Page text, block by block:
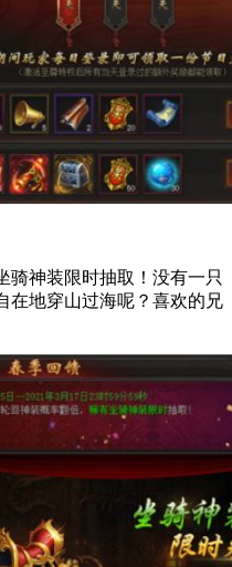
骑神装限时抽取！没有一只
在地穿山过海呢？喜欢的兄